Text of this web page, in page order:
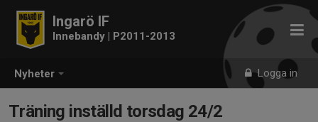
Nyheter Logga in
Ingarö IF
Innebandy | P2011-2013
Träning inställd torsdag 24/2